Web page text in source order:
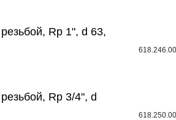
Rp 1", d 63,
Rp 3/4", d